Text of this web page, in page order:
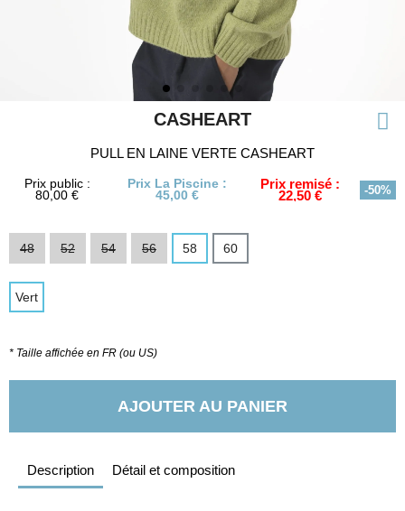
CASHEART
PULL EN LAINE VERTE CASHEART
Prix public :
80,00 €
Prix La Piscine :
45,00 €
Prix remisé :
22,50 € -50%
48 52 54 56 58 60
Vert
* Taille affichée en FR (ou US)
AJOUTER AU PANIER
Description Détail et composition